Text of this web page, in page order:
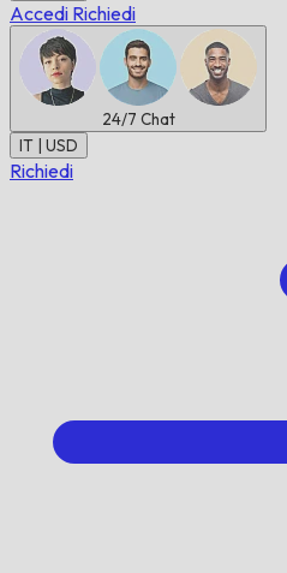
Accedi Richiedi
24/7 Chat
IT | USD
Richiedi